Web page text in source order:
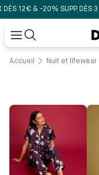
12€ & -20% SUPP. DÈS 3 ART.
Accueil Nuit et lifewear